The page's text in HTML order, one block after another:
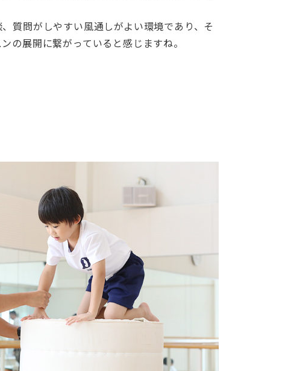
質問がしやすい風通しがよい環境であり、そ
の展開に繋がっていると感じますね。